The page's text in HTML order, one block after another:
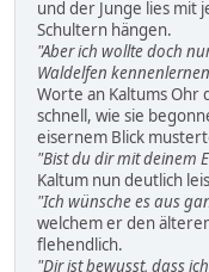
und der Junge lies mit
Schultern hängen.
"Aber ich wollte doch
Waldelfen
Worte an Kaltums Ohr
schnell, wie sie
eisernem Blick
"Bist du dir mit deinem
Kaltum nun deutlich
"Ich wünsche es aus
welchem er den
flehendlich.
"Dir ist bewusst, dass